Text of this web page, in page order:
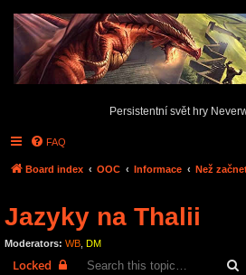
Persistentní svět hry
FAQ
Board index OOC Informace Než
Jazyky na Thalii
Moderators: WB DM
Locked